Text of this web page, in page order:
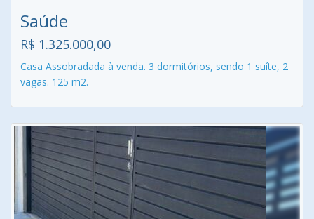
Saúde
R$ 1.325.000,00
Casa Assobradada à venda. 3 dormitórios, sendo 1 suíte, 2
vagas. 125 m2.